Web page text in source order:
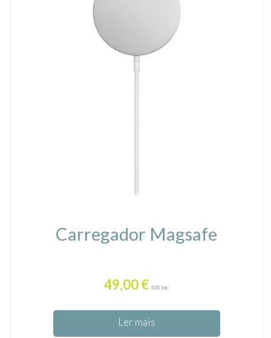
Carregador Magsafe
49,00€ IVA Inc.
Ler mais